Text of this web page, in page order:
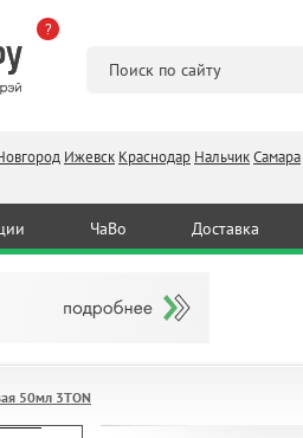
?
Ижевск Краснодар НальчикСамара
ЧаВо Доставка
50мл 3TON